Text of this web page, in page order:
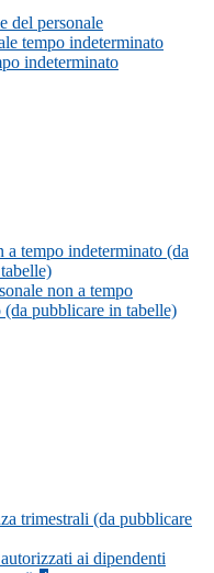
del personale
tempo indeterminato
indeterminato
a tempo indeterminato (da
non a tempo
(da pubblicare in tabelle)
trimestrali (da pubblicare
ai dipendenti